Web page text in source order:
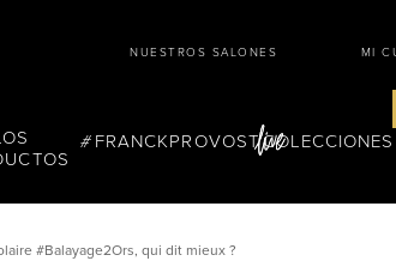
NUESTROS SALONES MI
FRANCKPROVOSTCOLECCIONES
#Balayage2Ors, qui dit mieux ?